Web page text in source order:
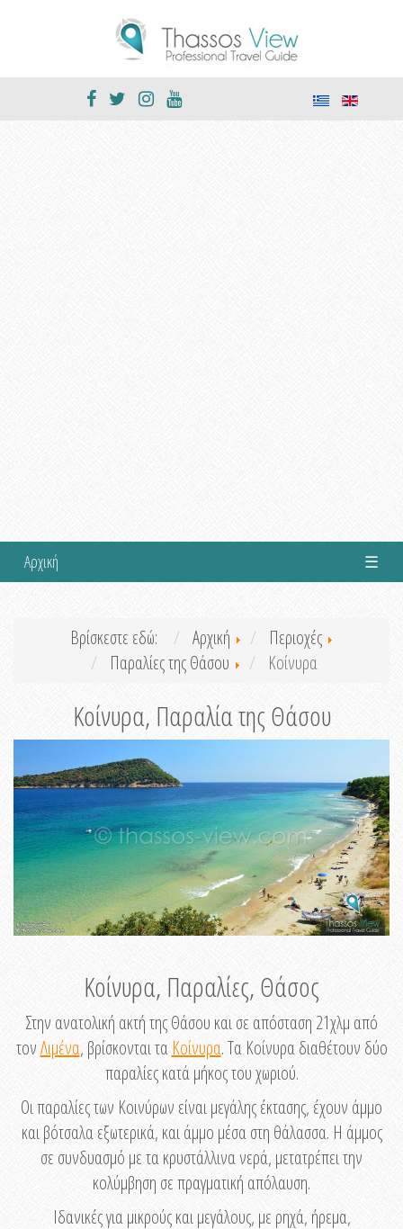
Αρχική ☰
Βρίσκεστε εδώ: Αρχική
Περιοχές
Παραλίες της Θάσου
Κοίνυρα
Κοίνυρα, Παραλία της Θάσου
Κοίνυρα, Παραλίες, Θάσος
Στην ανατολική ακτή της Θάσου και σε απόσταση 21χλμ από
τονΛιμένα, βρίσκονται τα Κοίνυρα. Τα Κοίνυρα διαθέτουν δύο
παραλίες κατά μήκος του χωριού.
Οι παραλίες των Κοινύρων είναι μεγάλης έκτασης, έχουν άμμο
και βότσαλα εξωτερικά, και άμμο μέσα στη θάλασσα. Η άμμος
σε συνδυασμό με τα κρυστάλλινα νερά, μετατρέπει την
κολύμβηση σε πραγματική απόλαυση.
Ιδανικές για μικρούς και μεγάλους, με ρηχά, ήρεμα,